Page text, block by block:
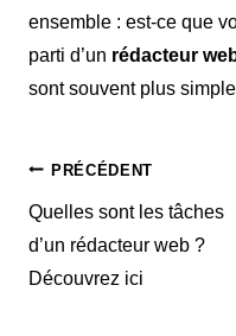
ensemble : est-ce que
parti d’un rédacteur
sont souvent plus
de
PRÉCÉDENT
Quelles sont les tâches
d’un rédacteur web ?
Découvrez ici